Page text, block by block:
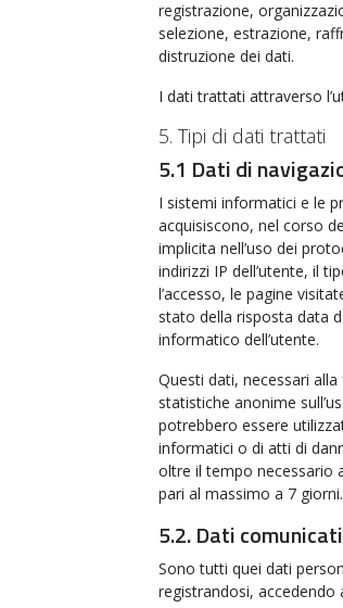
registrazione,
selezione, estrazione,
distruzione dei dati.
I dati trattati attraverso
5. Tipi di dati trattati
5.1 Dati di
I sistemi informatici e le
acquisiscono, nel corso
implicita nell’uso dei
indirizzi IP dell’utente, il
l’accesso, le pagine
stato della risposta data
informatico dell’utente.
Questi dati, necessari
statistiche anonime
potrebbero essere
informatici o di atti di
oltre il tempo necessario
pari al massimo a 7 giorni.
5.2. Dati
Sono tutti quei dati
registrandosi, accedendo